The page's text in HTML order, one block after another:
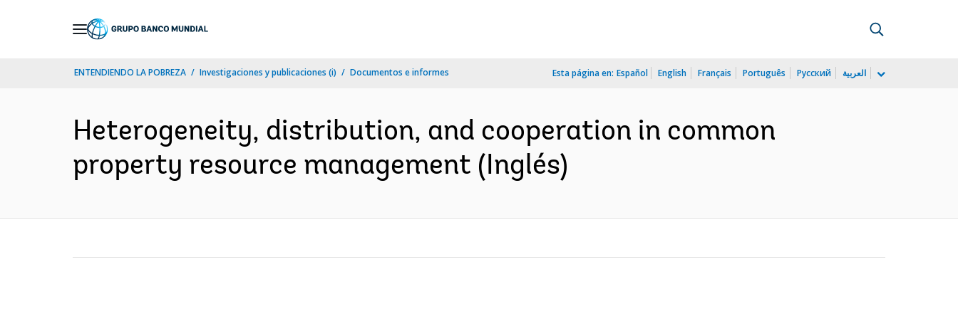
ENTENDIENDO LA POBREZA Investigaciones y publicaciones (i) Documentos e informes Esta página en: Español English Français Português Русский العربية
Heterogeneity, distribution, and cooperation in common
property resource management (Inglés)